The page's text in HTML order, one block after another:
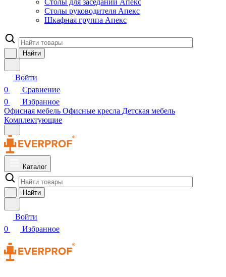
Столы для заседаний Апекс
Столы руководителя Апекс
Шкафная группа Апекс
Найти
Войти
0
Сравнение
0
Избранное
Офисная мебель Офисные кресла Детская мебель
Комплектующие
Каталог
Найти
Войти
0
Избранное